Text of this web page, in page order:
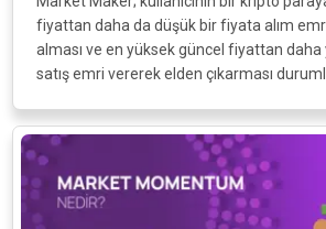
fiyattan daha da düşük bir fiyata alım
alması ve en yüksek güncel fiyattan
satış emri vererek elden çıkarması